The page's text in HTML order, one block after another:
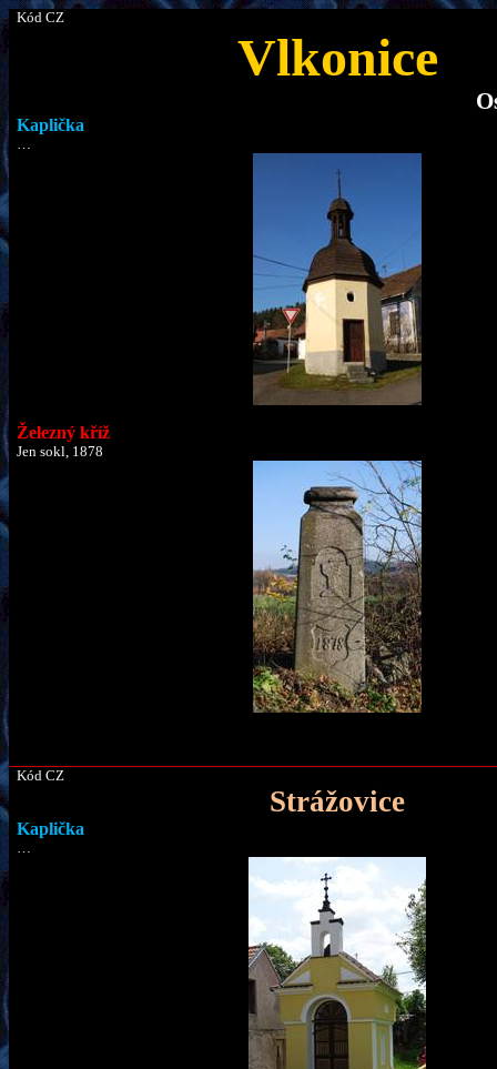
Kód CZ
Vlkonice
Kaplička
…
Železný kříž
Jen sokl, 1878
Kód CZ
Strážovice
Kaplička
…